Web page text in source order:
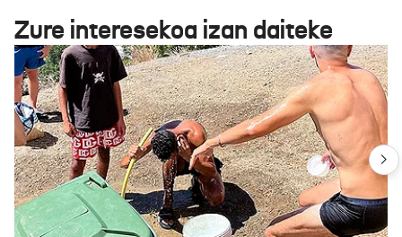
Zure interesekoa izan daiteke